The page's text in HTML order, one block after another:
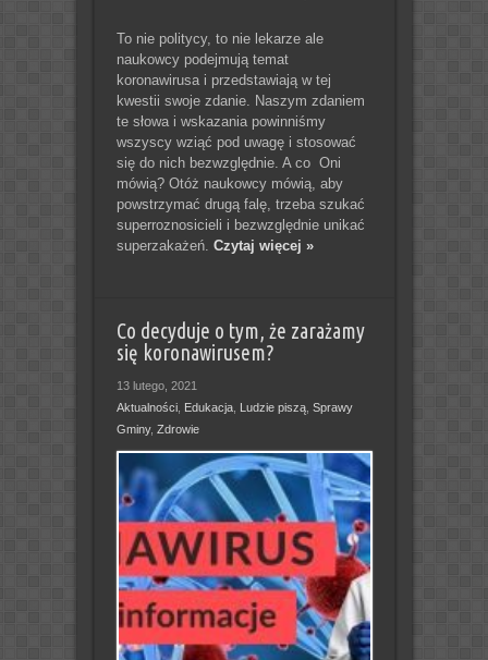
To nie politycy, to nie lekarze ale
naukowcy podejmują temat
koronawirusa i przedstawiają w tej
kwestii swoje zdanie. Naszym zdaniem
te słowa i wskazania powinniśmy
wszyscy wziąć pod uwagę i stosować
się do nich bezwzględnie. A co Oni
mówią? Otóż naukowcy mówią, aby
powstrzymać drugą falę, trzeba szukać
superroznosicieli i bezwzględnie unikać
superzakażeń. Czytaj więcej »
Co decyduje o tym, że zarażamy
się koronawirusem?
13 lutego, 2021
Aktualności, Edukacja, Ludzie piszą, Sprawy
Gminy, Zdrowie